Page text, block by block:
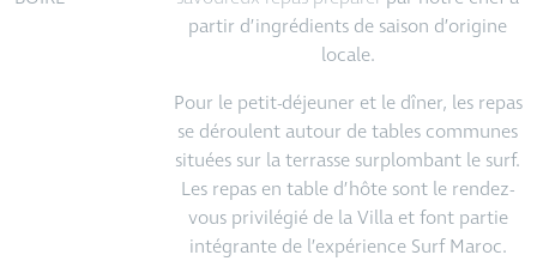
partir d’ingrédients de saison d’origine
locale.
Pour le petit-déjeuner et le dîner, les repas
se déroulent autour de tables communes
situées sur la terrasse surplombant le surf.
Les repas en table d’hôte sont le rendez-
vous privilégié de la Villa et font partie
intégrante de l’expérience Surf Maroc.